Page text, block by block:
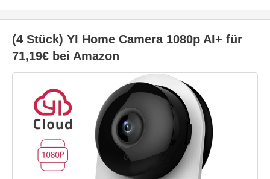
(4 Stück) YI Home Camera 1080p AI+ für
71,19€ bei Amazon